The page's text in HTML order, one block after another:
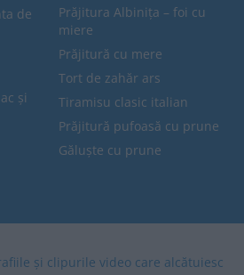
de
și
Prăjitura Albinița – foi cu
miere
Prăjitură cu mere
Tort de zahăr ars
Tiramisu clasic italian
Prăjitură pufoasă cu prune
Găluște cu prune
și clipurile video care alcătuiesc